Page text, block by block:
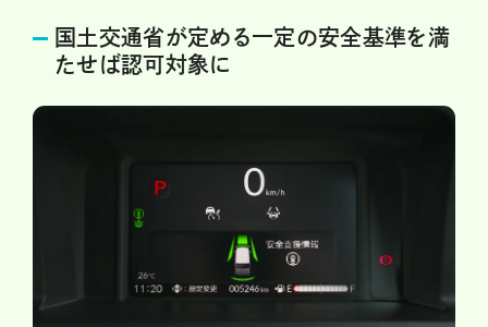
国土交通省が定める一定の安全基準を満
たせば認可対象に